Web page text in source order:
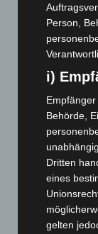
August 2026
(73)
Juni 2026(139)
Mai 2026(99)
April 2026(99)
März 2026(115)
Februar 2026
Januar 2026
Dezember 2025
November 2025
Oktober 2025
Person,
i)
Behörde,
Dritten
eines
gelten